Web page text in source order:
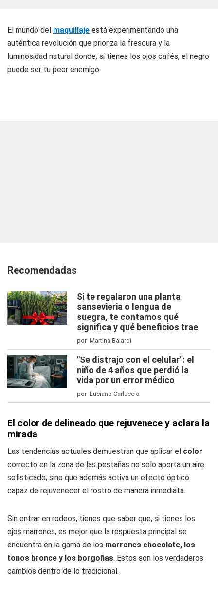
El mundo del maquillaje está experimentando una
auténtica revolución que prioriza la frescura y la
luminosidad natural donde, si tienes los ojos cafés, el negro
puede ser tu peor enemigo.
Recomendadas
Si te regalaron una planta
sansevieria o lengua de
suegra, te contamos qué
significa y qué beneficios trae
por Martina Baiardi
"Se distrajo con el celular": el
niño de 4 años que perdió la
vida por un error médico
por Luciano Carluccio
El color de delineado que rejuvenece y aclara la
mirada
Las tendencias actuales demuestran que aplicar el color
correcto en la zona de las pestañas no solo aporta un aire
sofisticado, sino que además activa un efecto óptico
capaz de rejuvenecer el rostro de manera inmediata.
Sin entrar en rodeos, tienes que saber que, si tienes los
ojos marrones, es mejor que la respuesta principal se
encuentra en la gama de los marrones chocolate, los
tonos bronce y los borgoñas. Estos son los verdaderos
cambios dentro de lo tradicional.